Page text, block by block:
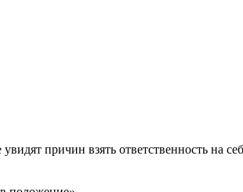
причин взять ответственность на